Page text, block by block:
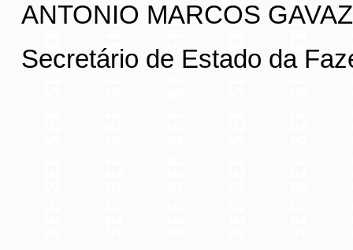
ANTONIO MARCOS
Secretário de Estado da